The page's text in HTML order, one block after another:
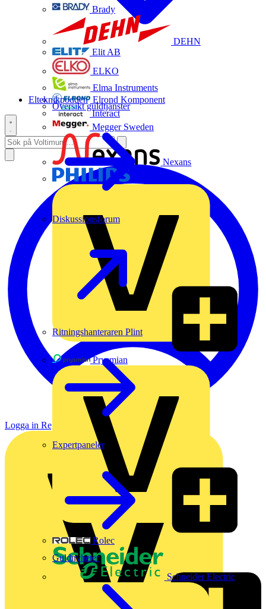
Brady
DEHN
Elit AB
ELKO
Elma Instruments
Elrond Komponent
Interact
Megger Sweden
Nexans
Prysmian
Rolec
Schneider Electric
Översikt guldtjänster
Diskussionsforum
Ritningshanteraren Plint
Expertpaneler
Guldnyheter
Elteknikpodden
Logga in Registrera dig